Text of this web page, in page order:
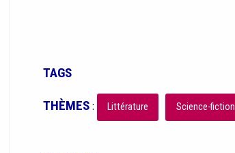
TAGS
THÈMES: Littérature Science-fiction